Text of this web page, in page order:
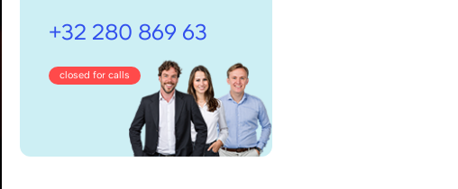
+32 280 869 63
closed for calls